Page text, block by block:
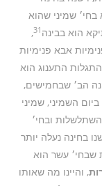
שמיני שהוא
הוא בבינה 31
,
אבא פנימיות
התענוג הוא
הב׳ שבחמישים,
השמיני, שמיני
ובחי׳
בחינה נעלה יותר
שבחי׳ עשר הוא
, והיינו מה שאותו